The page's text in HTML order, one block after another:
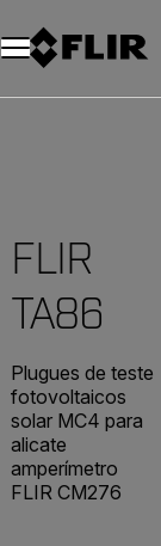
FLIR
TA86
Plugues de teste
fotovoltaicos
solar MC4 para
alicate
amperímetro
FLIR CM276